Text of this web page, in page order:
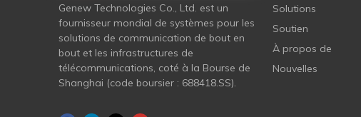
Genew Technologies Co., Ltd. est un
fournisseur mondial de systèmes pour les
solutions de communication de bout en
bout et les infrastructures de
télécommunications, coté à la Bourse de
Shanghai (code boursier : 688418.SS).
Solutions
Soutien
À propos de
Nouvelles